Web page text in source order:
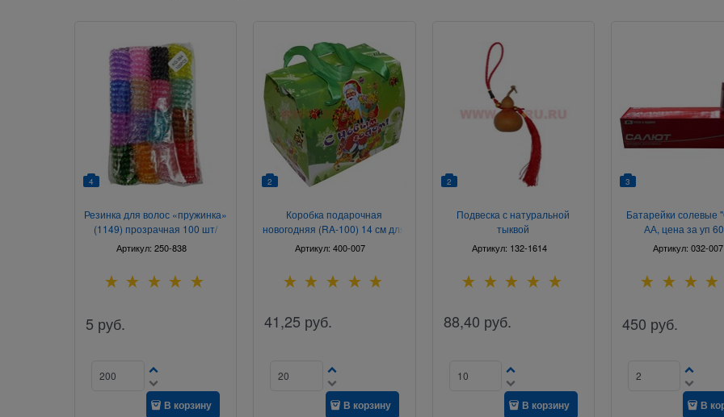
4
Резинка для волос «пружинка»
(1149) прозрачная 100 шт/
упаковка
Артикул:250-838
5 руб.
В корзину
2
Коробка подарочная
новогодняя (RA-100) 14 см для
конфет 20 шт/уп
Артикул:400-007
41,25 руб.
В корзину
2
Подвеска с натуральной
тыквой
Артикул: 132-1614
88,40 руб.
В корзину
3
Батарейки солевые
АА, цена за уп
Артикул: 032-007
450 руб.
В